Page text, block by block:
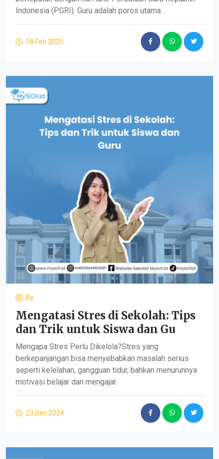
Indonesia (PGRI). Guru adalah poros utama
18 Feb 2025
By
Mengatasi Stres di Sekolah: Tips
dan Trik untuk Siswa dan Gu
Mengapa Stres Perlu Dikelola?Stres yang
berkepanjangan bisa menyebabkan masalah serius
seperti kelelahan, gangguan tidur, bahkan menurunnya
motivasi belajar dan mengajar.
23 Dec 2024